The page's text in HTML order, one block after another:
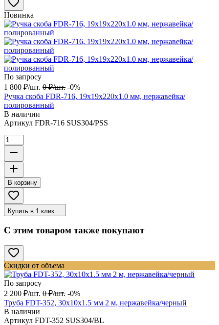
Новинка
По запросу
1 800 ₽/шт. 0 ₽/шт. -0%
Ручка скоба FDR-716, 19х19х220х1.0 мм, нержавейка/
полированный
В наличии
Артикул FDR-716 SUS304/PSS
В корзину
Купить в 1 клик
С этим товаром также покупают
Скидки от объема
По запросу
2 200 ₽/шт. 0 ₽/шт. -0%
Труба FDT-352, 30х10х1.5 мм 2 м, нержавейка/черный
В наличии
Артикул FDT-352 SUS304/BL